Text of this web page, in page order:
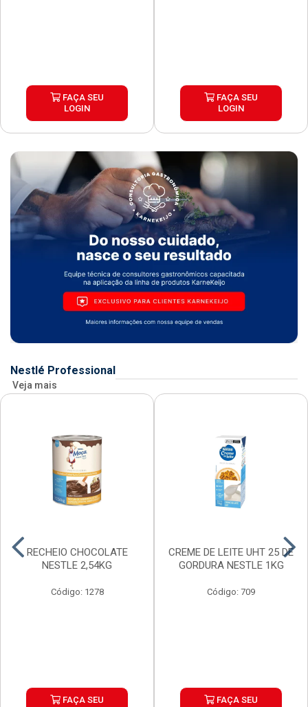
FAÇA SEU
LOGIN
FAÇA SEU
LOGIN
Nestlé Professional
Veja mais
RECHEIO CHOCOLATE
NESTLE 2,54KG
Código: 1278
FAÇA SEU
CREME DE LEITE UHT 25 DE
GORDURA NESTLE 1KG
Código: 709
FAÇA SEU